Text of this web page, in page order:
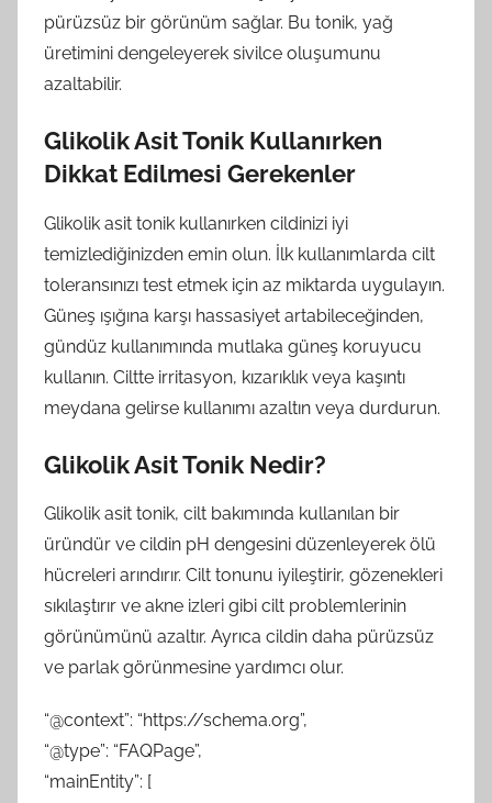
pürüzsüz bir görünüm sağlar. Bu tonik, yağ
üretimini dengeleyerek sivilce oluşumunu
azaltabilir.
Glikolik Asit Tonik Kullanırken
Dikkat Edilmesi Gerekenler
Glikolik asit tonik kullanırken cildinizi iyi
temizlediğinizden emin olun. İlk kullanımlarda cilt
toleransınızı test etmek için az miktarda uygulayın.
Güneş ışığına karşı hassasiyet artabileceğinden,
gündüz kullanımında mutlaka güneş koruyucu
kullanın. Ciltte irritasyon, kızarıklık veya kaşıntı
meydana gelirse kullanımı azaltın veya durdurun.
Glikolik Asit Tonik Nedir?
Glikolik asit tonik, cilt bakımında kullanılan bir
üründür ve cildin pH dengesini düzenleyerek ölü
hücreleri arındırır. Cilt tonunu iyileştirir, gözenekleri
sıkılaştırır ve akne izleri gibi cilt problemlerinin
görünümünü azaltır. Ayrıca cildin daha pürüzsüz
ve parlak görünmesine yardımcı olur.
“@context”: “https://schema.org”,
“@type”: “FAQPage”,
“mainEntity”: [